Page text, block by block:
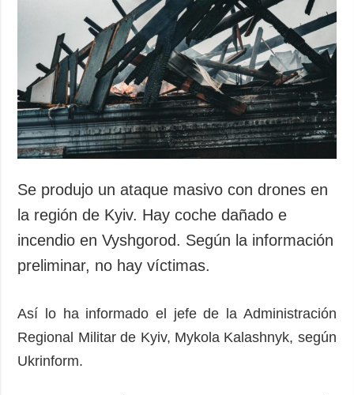
Se produjo un ataque masivo con drones en
la región de Kyiv. Hay coche dañado e
incendio en Vyshgorod. Según la información
preliminar, no hay víctimas.
Así lo ha informado el jefe de la Administración
Regional Militar de Kyiv, Mykola Kalashnyk, según
Ukrinform.